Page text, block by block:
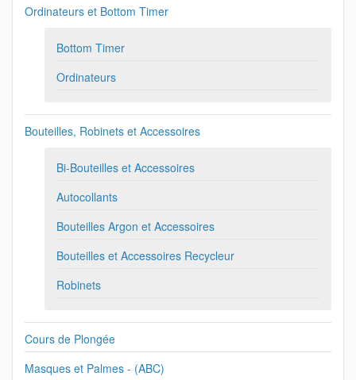
Ordinateurs et Bottom Timer
Bottom Timer
Ordinateurs
Bouteilles, Robinets et Accessoires
Bi-Bouteilles et Accessoires
Autocollants
Bouteilles Argon et Accessoires
Bouteilles et Accessoires Recycleur
Robinets
Cours de Plongée
Masques et Palmes - (ABC)